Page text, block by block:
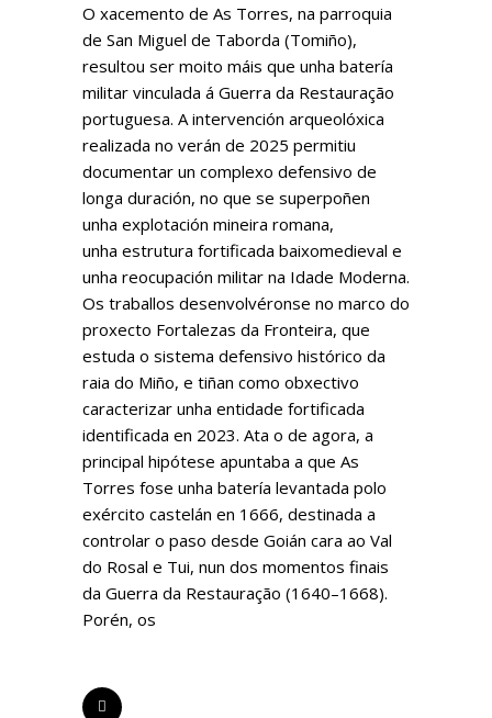
O xacemento de As Torres, na parroquia
de San Miguel de Taborda (Tomiño),
resultou ser moito máis que unha batería
militar vinculada á Guerra da Restauração
portuguesa. A intervención arqueolóxica
realizada no verán de 2025 permitiu
documentar un complexo defensivo de
longa duración, no que se superpoñen
unha explotación mineira romana,
unha estrutura fortificada baixomedieval e
unha reocupación militar na Idade Moderna.
Os traballos desenvolvéronse no marco do
proxecto Fortalezas da Fronteira, que
estuda o sistema defensivo histórico da
raia do Miño, e tiñan como obxectivo
caracterizar unha entidade fortificada
identificada en 2023. Ata o de agora, a
principal hipótese apuntaba a que As
Torres fose unha batería levantada polo
exército castelán en 1666, destinada a
controlar o paso desde Goián cara ao Val
do Rosal e Tui, nun dos momentos finais
da Guerra da Restauração (1640–1668).
Porén, os